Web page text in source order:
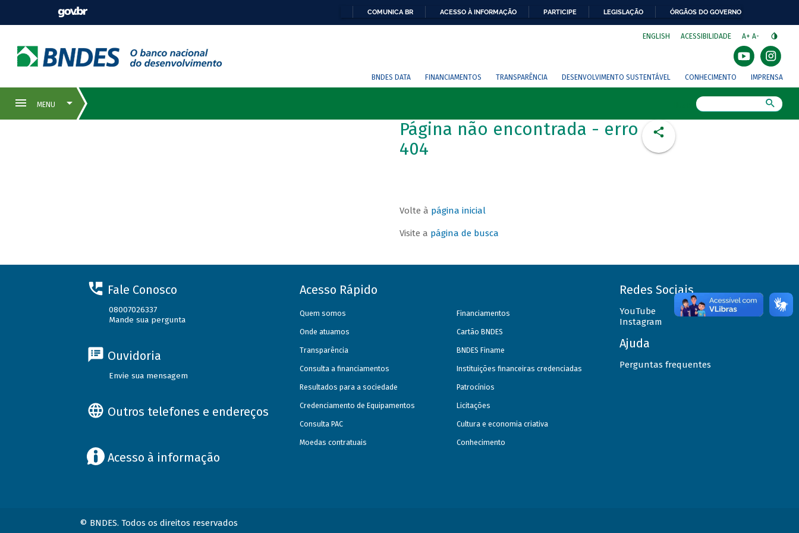
COMUNICA BR ACESSO À INFORMAÇÃO PARTICIPE LEGISLAÇÃO ÓRGÃOS DO GOVERNO
ENGLISH ACESSIBILIDADE A+ A-
BNDES DATA FINANCIAMENTOS TRANSPARÊNCIA DESENVOLVIMENTO SUSTENTÁVEL CONHECIMENTO IMPRENSA
Página não encontrada - erro
404
Volte à página inicial
Visite a página de busca
Fale Conosco
08007026337
Mande sua pergunta
Ouvidoria
Envie sua mensagem
Outros telefones e endereços
Acesso à informação
Acesso Rápido
Quem somos
Onde atuamos
Transparência
Consulta a financiamentos
Resultados para a sociedade
Credenciamento de Equipamentos
Consulta PAC
Moedas contratuais
Financiamentos
Cartão BNDES
BNDES Finame
Instituições financeiras credenciadas
Patrocínios
Licitações
Cultura e economia criativa
Conhecimento
Redes Sociais
YouTube
Instagram
Ajuda
Perguntas frequentes
© BNDES. Todos os direitos reservados